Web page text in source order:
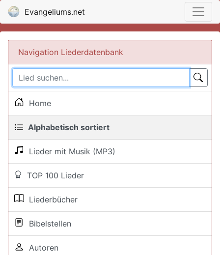
Evangeliums.net
Navigation Liederdatenbank
Home
Alphabetisch sortiert
Lieder mit Musik (MP3)
TOP 100 Lieder
Liederbücher
Bibelstellen
Autoren